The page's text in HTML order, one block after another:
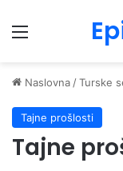
Menu
Naslovna /Turske
Tajne prošlosti
Tajne